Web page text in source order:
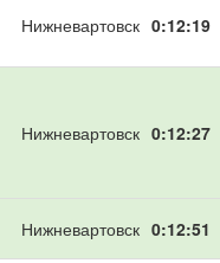
Нижневартовск 0:12:19
Нижневартовск 0:12:27
Нижневартовск 0:12:51